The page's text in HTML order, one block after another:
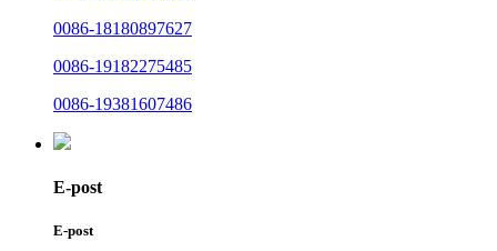
0086-18180897627
0086-19182275485
0086-19381607486
E-post
E-post